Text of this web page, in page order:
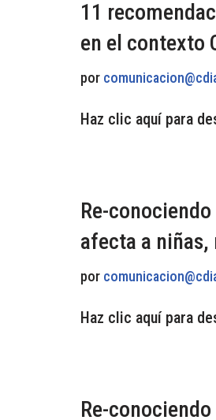
11
en el contexto
por
Haz clic aquí para
Re-
afecta a
por
Haz clic aquí para
Re-